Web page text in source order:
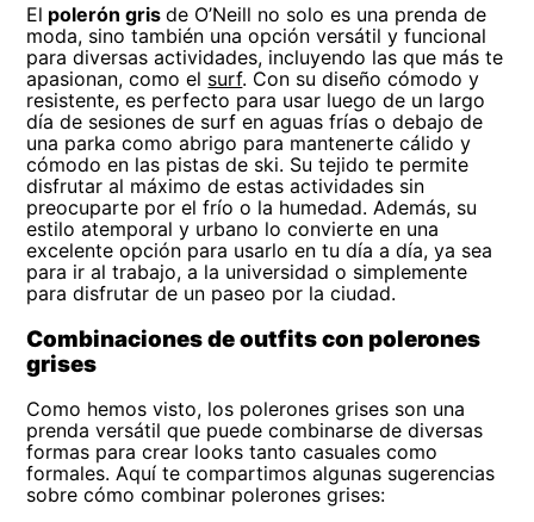
El polerón grisde O’Neill no solo es una prenda de
moda, sino también una opción versátil y funcional
para diversas actividades, incluyendo las que más te
apasionan, como el surf. Con su diseño cómodo y
resistente, es perfecto para usar luego de un largo
día de sesiones de surf en aguas frías o debajo de
una parka como abrigo para mantenerte cálido y
cómodo en las pistas de ski. Su tejido te permite
disfrutar al máximo de estas actividades sin
preocuparte por el frío o la humedad. Además, su
estilo atemporal y urbano lo convierte en una
excelente opción para usarlo en tu día a día, ya sea
para ir al trabajo, a la universidad o simplemente
para disfrutar de un paseo por la ciudad.
Combinaciones de outfits con polerones
grises
Como hemos visto, los polerones grises son una
prenda versátil que puede combinarse de diversas
formas para crear looks tanto casuales como
formales. Aquí te compartimos algunas sugerencias
sobre cómo combinar polerones grises: